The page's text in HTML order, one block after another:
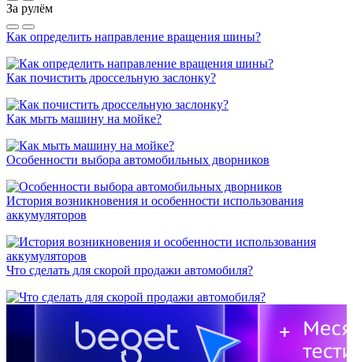
За рулём
Как определить направление вращения шины?
Как почистить дроссельную заслонку?
Как мыть машину на мойке?
Особенности выбора автомобильных дворников
История возникновения и особенности использования
аккумуляторов
Что сделать для скорой продажи автомобиля?